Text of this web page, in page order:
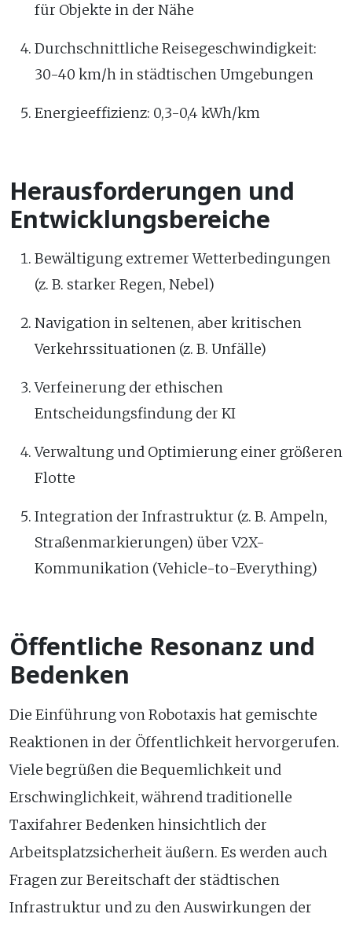
für Objekte in der Nähe
Durchschnittliche Reisegeschwindigkeit:
30-40 km/h in städtischen Umgebungen
Energieeffizienz: 0,3-0,4 kWh/km
Herausforderungen und
Entwicklungsbereiche
Bewältigung extremer Wetterbedingungen
(z. B. starker Regen, Nebel)
Navigation in seltenen, aber kritischen
Verkehrssituationen (z. B. Unfälle)
Verfeinerung der ethischen
Entscheidungsfindung der KI
Verwaltung und Optimierung einer größeren
Flotte
Integration der Infrastruktur (z. B. Ampeln,
Straßenmarkierungen) über V2X-
Kommunikation (Vehicle-to-Everything)
Öffentliche Resonanz und
Bedenken
Die Einführung von Robotaxis hat gemischte
Reaktionen in der Öffentlichkeit hervorgerufen.
Viele begrüßen die Bequemlichkeit und
Erschwinglichkeit, während traditionelle
Taxifahrer Bedenken hinsichtlich der
Arbeitsplatzsicherheit äußern. Es werden auch
Fragen zur Bereitschaft der städtischen
Infrastruktur und zu den Auswirkungen der